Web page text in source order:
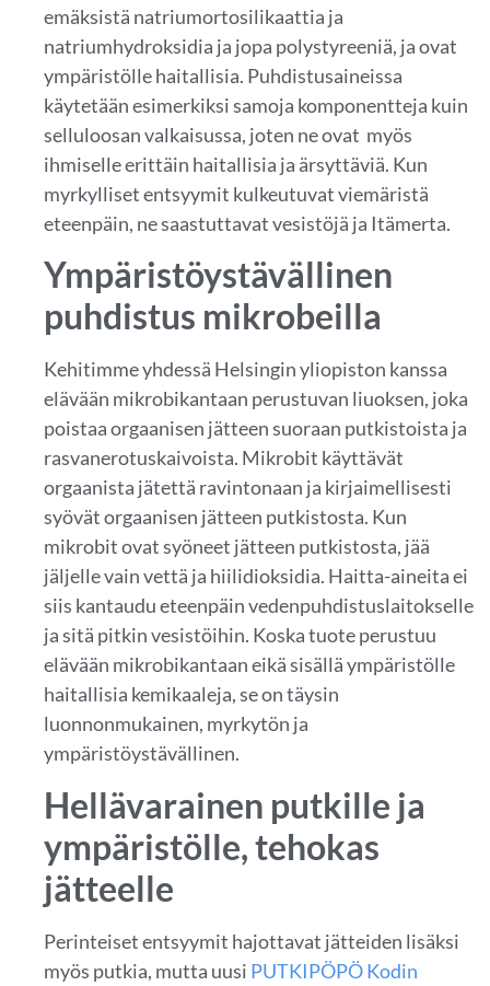
emäksistä natriumortosilikaattia ja
natriumhydroksidia ja jopa polystyreeniä, ja ovat
ympäristölle haitallisia. Puhdistusaineissa
käytetään esimerkiksi samoja komponentteja kuin
selluloosan valkaisussa, joten ne ovat myös
ihmiselle erittäin haitallisia ja ärsyttäviä. Kun
myrkylliset entsyymit kulkeutuvat viemäristä
eteenpäin, ne saastuttavat vesistöjä ja Itämerta.
Ympäristöystävällinen
puhdistus mikrobeilla
Kehitimme yhdessä Helsingin yliopiston kanssa
elävään mikrobikantaan perustuvan liuoksen, joka
poistaa orgaanisen jätteen suoraan putkistoista ja
rasvanerotuskaivoista. Mikrobit käyttävät
orgaanista jätettä ravintonaan ja kirjaimellisesti
syövät orgaanisen jätteen putkistosta. Kun
mikrobit ovat syöneet jätteen putkistosta, jää
jäljelle vain vettä ja hiilidioksidia. Haitta-aineita ei
siis kantaudu eteenpäin vedenpuhdistuslaitokselle
ja sitä pitkin vesistöihin. Koska tuote perustuu
elävään mikrobikantaan eikä sisällä ympäristölle
haitallisia kemikaaleja, se on täysin
luonnonmukainen, myrkytön ja
ympäristöystävällinen.
Hellävarainen putkille ja
ympäristölle, tehokas
jätteelle
Perinteiset entsyymit hajottavat jätteiden lisäksi
myös putkia, mutta uusi PUTKIPÖPÖ Kodin